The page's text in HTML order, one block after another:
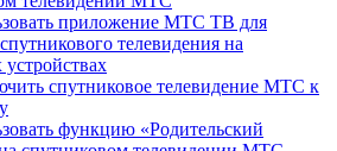
приложение МТС ТВ для
телевидения на
спутниковое телевидение МТС к
функцию «Родительский